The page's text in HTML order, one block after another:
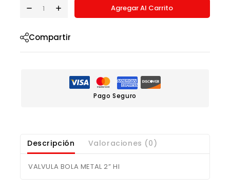
Agregar Al Carrito
Compartir
Pago Seguro
Descripción Valoraciones (0)
VALVULA BOLA METAL 2” HI